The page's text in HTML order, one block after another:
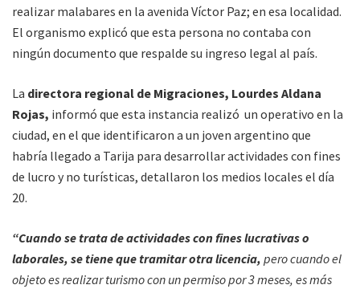
realizar malabares en la avenida Víctor Paz; en esa localidad.
El organismo explicó que esta persona no contaba con
ningún documento que respalde su ingreso legal al país.
La directora regional de Migraciones, Lourdes Aldana
Rojas, informó que esta instancia realizó un operativo en la
ciudad, en el que identificaron a un joven argentino que
habría llegado a Tarija para desarrollar actividades con fines
de lucro y no turísticas, detallaron los medios locales el día
20.
“Cuando se trata de actividades con fines lucrativas o
laborales, se tiene que tramitar otra licencia, pero cuando el
objeto es realizar turismo con un permiso por 3 meses, es más